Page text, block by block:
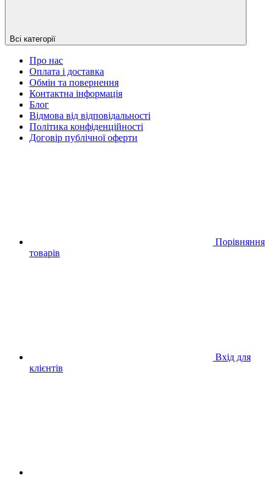
Всі категорії
Про нас
Оплата і доставка
Обмін та повернення
Контактна інформація
Блог
Відмова від відповідальності
Політика конфіденційності
Договір публічної оферти
Порівняння
товарів
Вхід для
клієнтів